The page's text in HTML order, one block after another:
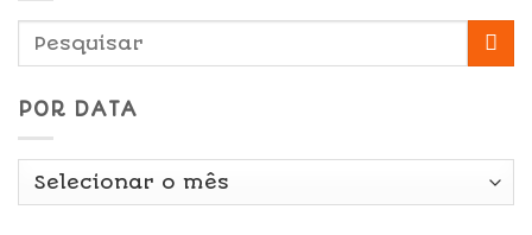
POR DATA
Por